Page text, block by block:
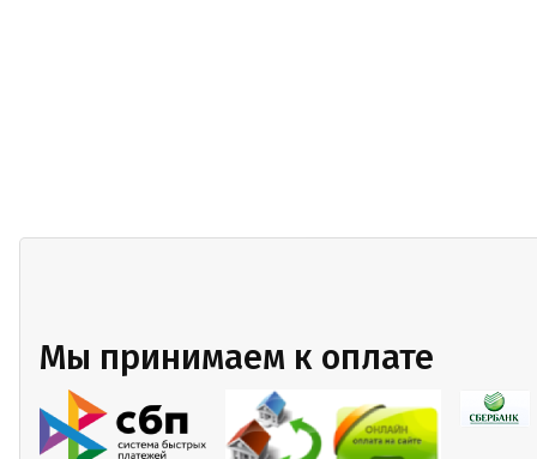
Мы принимаем к оплате